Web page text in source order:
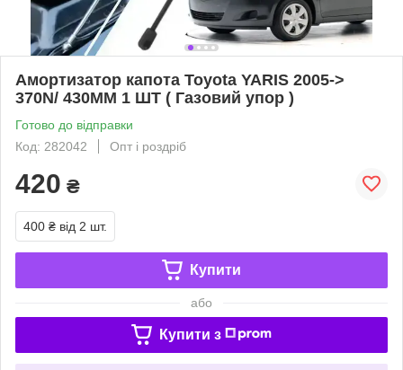
Амортизатор капота Toyota YARIS 2005->
370N/ 430MM 1 ШТ ( Газовий упор )
Готово до відправки
Код: 282042
Опт і роздріб
420 ₴
400 ₴ від 2 шт.
Купити
або
Купити з